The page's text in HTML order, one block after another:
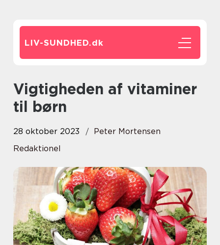
LIV-SUNDHED.dk
Vigtigheden af vitaminer
til børn
28 oktober 2023
Peter Mortensen
Redaktionel